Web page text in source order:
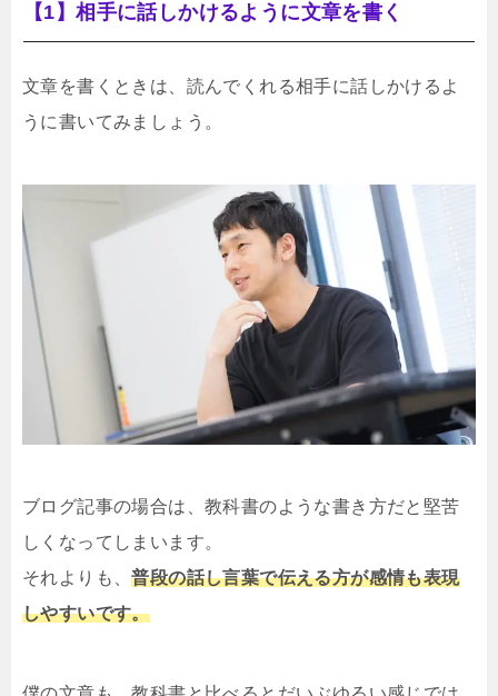
【1】相手に話しかけるように文章を書く
文章を書くときは、読んでくれる相手に話しかけるよ
うに書いてみましょう。
ブログ記事の場合は、教科書のような書き方だと堅苦
しくなってしまいます。
それよりも、普段の話し言葉で伝える方が感情も表現
しやすいです。